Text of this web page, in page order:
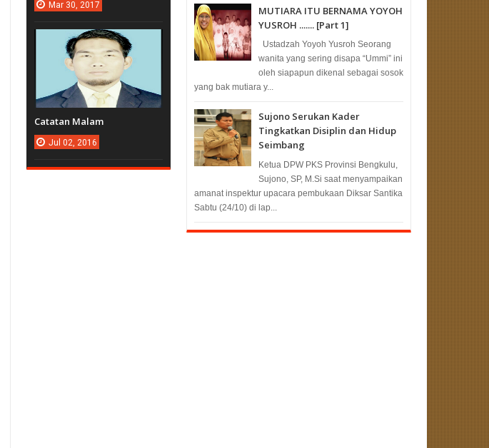
MUTIARA ITU BERNAMA YOYOH
YUSROH ....... [Part 1]
Ustadzah Yoyoh Yusroh Seorang
wanita yang sering disapa “Ummi” ini
oleh siapapun dikenal sebagai sosok
yang bak mutiara y...
Sujono Serukan Kader
Tingkatkan Disiplin dan Hidup
Seimbang
Ketua DPW PKS Provinsi Bengkulu,
Sujono, SP, M.Si saat menyampaikan
amanat inspektur upacara pembukaan Diksar Santika
Sabtu (24/10) di lap...
Mar 30, 2017
Catatan Malam
Jul 02, 2016